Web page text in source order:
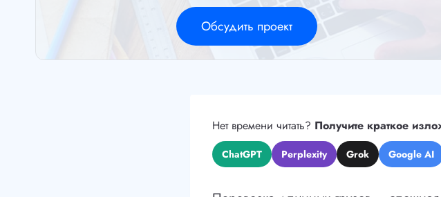
Обсудить проект
Нет времени читать? Получите краткое
ChatGPT Perplexity Grok Google AI